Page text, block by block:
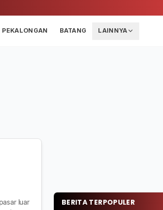
PEKALONGAN BATANG LAINNYA
luar
BERITA TERPOPULER